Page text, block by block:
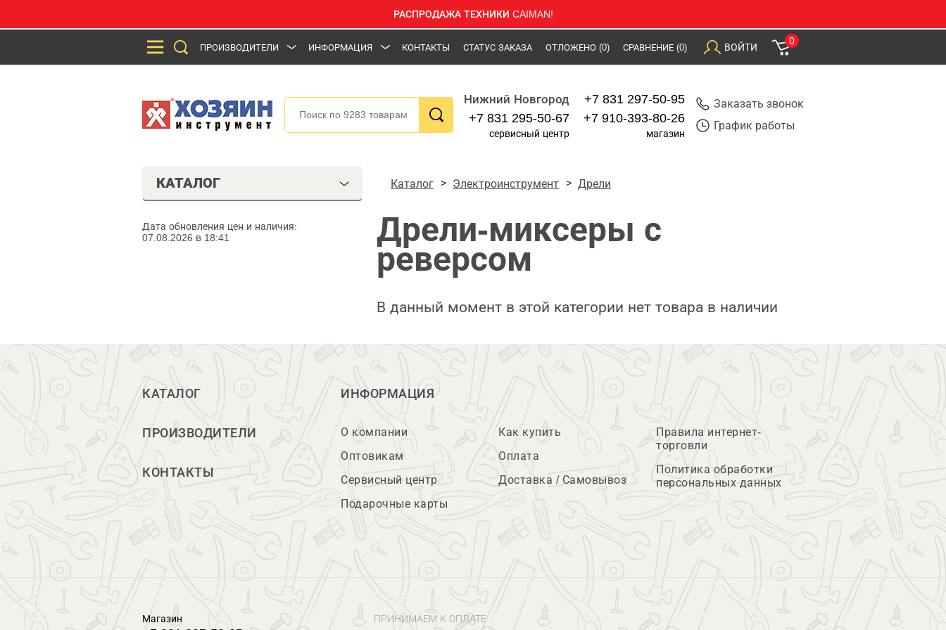
РАСПРОДАЖА ТЕХНИКИ CAIMAN!
ПРОИЗВОДИТЕЛИ ИНФОРМАЦИЯ КОНТАКТЫ СТАТУС ЗАКАЗА ОТЛОЖЕНО (0) СРАВНЕНИЕ (0) ВОЙТИ
0
Нижний Новгород
+7 831 295-50-67
сервисный центр
+7 831 297-50-95
+7 910-393-80-26
магазин
Заказать звонок
График работы
КАТАЛОГ
Дата обновления цен и наличия:
07.08.2026 в 18:41
Каталог Электроинструмент Дрели
Дрели-миксеры с
реверсом
В данный момент в этой категории нет товара в наличии
КАТАЛОГ
ПРОИЗВОДИТЕЛИ
КОНТАКТЫ
ИНФОРМАЦИЯ
О компании
Оптовикам
Сервисный центр
Подарочные карты
Как купить
Оплата
Доставка / Самовывоз
Правила интернет-
торговли
Политика обработки
персональных данных
Магазин ПРИНИМАЕМ К ОПЛАТЕ